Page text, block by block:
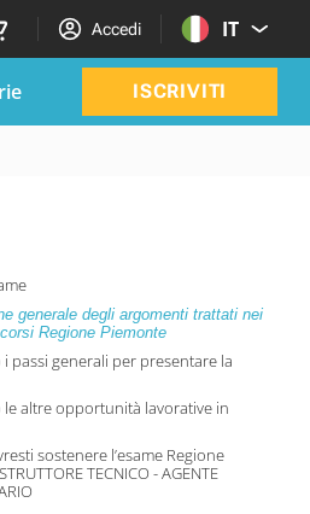
Accedi IT
ISCRIVITI
generale degli argomenti trattati nei
Regione Piemonte
passi generali per presentare la
altre opportunità lavorative in
sostenere l’esame Regione
TECNICO - AGENTE